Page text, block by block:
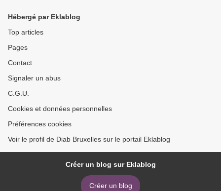
Hébergé par Eklablog
Top articles
Pages
Contact
Signaler un abus
C.G.U.
Cookies et données personnelles
Préférences cookies
Voir le profil de Diab Bruxelles sur le portail Eklablog
Créer un blog sur Eklablog
Créer un blog